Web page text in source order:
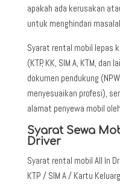
apakah ada kerusakan
untuk menghindari
Syarat rental mobil lepas
(KTP, KK, SIM A, KTM,
dokumen pendukung
menyesuaikan profesi),
alamat penyewa mobil
Syarat Sewa
Driver
Syarat rental mobil All In
KTP / SIM A / Kartu